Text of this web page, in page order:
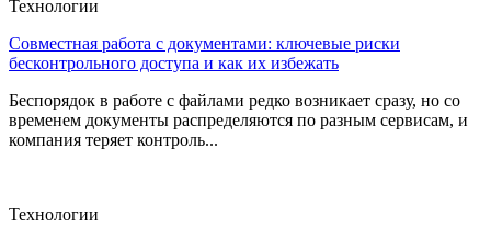
Технологии
Совместная работа с документами: ключевые риски
бесконтрольного доступа и как их избежать
Беспорядок в работе с файлами редко возникает сразу, но со
временем документы распределяются по разным сервисам, и
компания теряет контроль...
Технологии